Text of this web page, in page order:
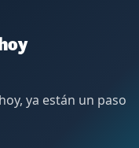
ya están un paso